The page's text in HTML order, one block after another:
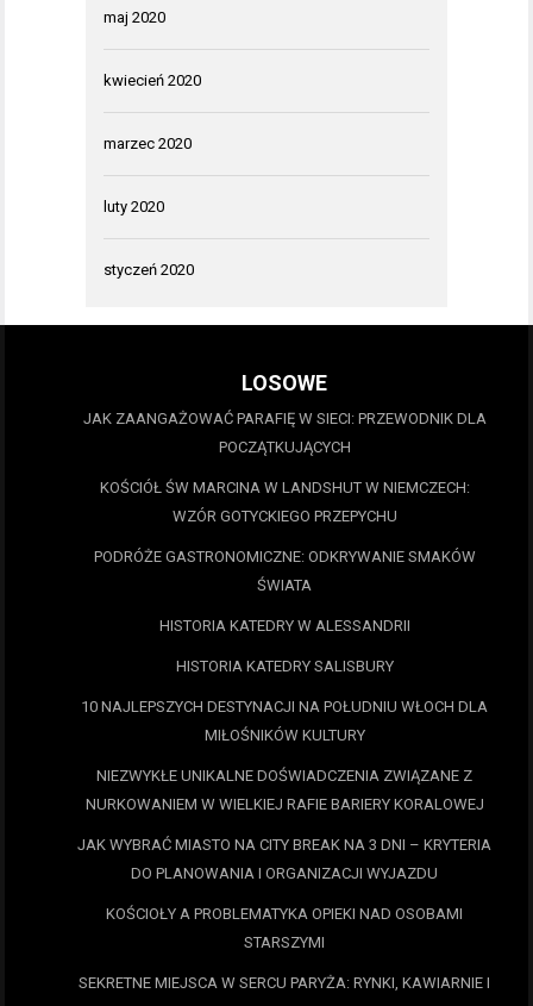
maj 2020
kwiecień 2020
marzec 2020
luty 2020
styczeń 2020
LOSOWE
JAK ZAANGAŻOWAĆ PARAFIĘ W SIECI: PRZEWODNIK DLA
POCZĄTKUJĄCYCH
KOŚCIÓŁ ŚW MARCINA W LANDSHUT W NIEMCZECH:
WZÓR GOTYCKIEGO PRZEPYCHU
PODRÓŻE GASTRONOMICZNE: ODKRYWANIE SMAKÓW
ŚWIATA
HISTORIA KATEDRY W ALESSANDRII
HISTORIA KATEDRY SALISBURY
10 NAJLEPSZYCH DESTYNACJI NA POŁUDNIU WŁOCH DLA
MIŁOŚNIKÓW KULTURY
NIEZWYKŁE UNIKALNE DOŚWIADCZENIA ZWIĄZANE Z
NURKOWANIEM W WIELKIEJ RAFIE BARIERY KORALOWEJ
JAK WYBRAĆ MIASTO NA CITY BREAK NA 3 DNI – KRYTERIA
DO PLANOWANIA I ORGANIZACJI WYJAZDU
KOŚCIOŁY A PROBLEMATYKA OPIEKI NAD OSOBAMI
STARSZYMI
SEKRETNE MIEJSCA W SERCU PARYŻA: RYNKI, KAWIARNIE I